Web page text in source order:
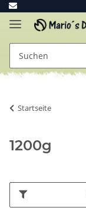
Startseite
1200g